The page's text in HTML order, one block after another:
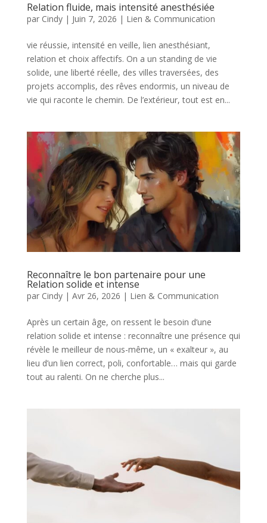
Relation fluide, mais intensité anesthésiée
par Cindy| Juin 7, 2026 | Lien & Communication
vie réussie, intensité en veille, lien anesthésiant,
relation et choix affectifs. On a un standing de vie
solide, une liberté réelle, des villes traversées, des
projets accomplis, des rêves endormis, un niveau de
vie qui raconte le chemin. De l’extérieur, tout est en...
Reconnaître le bon partenaire pour une
Relation solide et intense
par Cindy| Avr 26, 2026 | Lien & Communication
Après un certain âge, on ressent le besoin d’une
relation solide et intense : reconnaître une présence qui
révèle le meilleur de nous-même, un « exalteur », au
lieu d’un lien correct, poli, confortable… mais qui garde
tout au ralenti. On ne cherche plus...